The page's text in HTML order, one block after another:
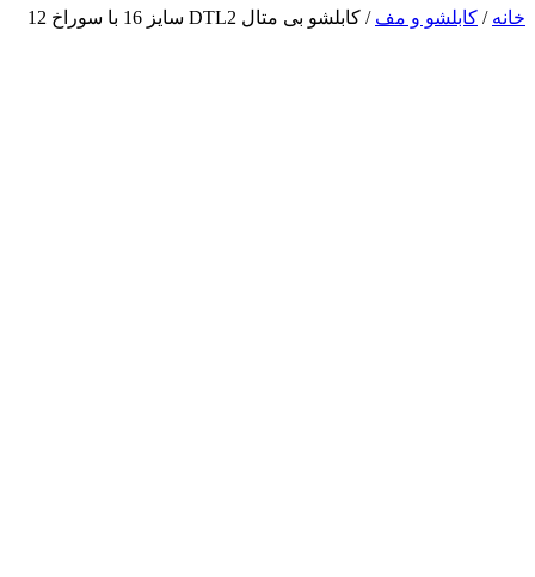
خانه / کابلشو و مف / کابلشو بی متال DTL2 سایز 16 با سوراخ 12